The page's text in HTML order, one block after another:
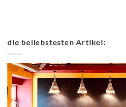
die beliebstesten Artikel: